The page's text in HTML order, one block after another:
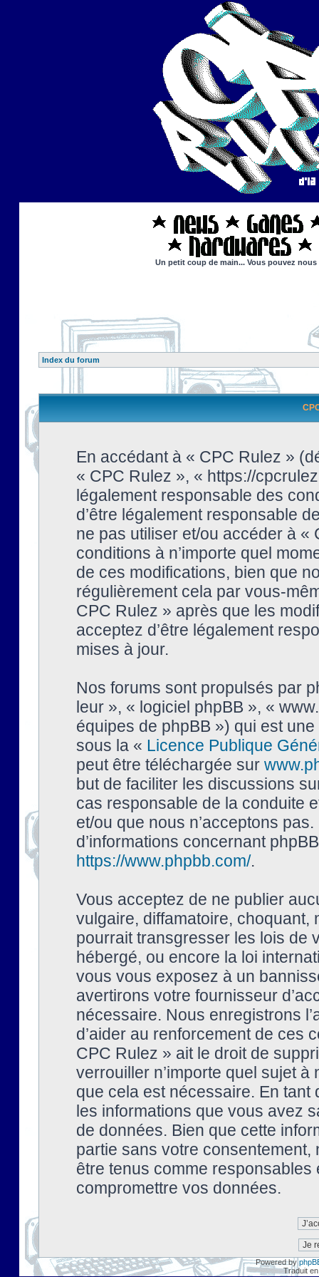
Un petit coup de main... Vous pouvez
Index du forum
En accédant à « CPC Rulez »
« CPC Rulez », « https://
légalement responsable des
d’être légalement responsable
ne pas utiliser et/ou accéder à
conditions à n’importe quel
de ces modifications, bien que
régulièrement cela par vous-
CPC Rulez » après que les
acceptez d’être légalement
mises à jour.
Nos forums sont propulsés par
leur », « logiciel phpBB », «
équipes de phpBB ») qui est
sous la « Licence Publique
peut être téléchargée sur
but de faciliter les discussions
cas responsable de la conduite
et/ou que nous n’acceptons
d’informations concernant
https://www.phpbb.com/.
Vous acceptez de ne publier
vulgaire, diffamatoire, choquant,
pourrait transgresser les lois de
hébergé, ou encore la loi
vous vous exposez à un
avertirons votre fournisseur
nécessaire. Nous enregistrons
d’aider au renforcement de ces
CPC Rulez » ait le droit de
verrouiller n’importe quel sujet à
que cela est nécessaire. En tant
les informations que vous avez
de données. Bien que cette
partie sans votre
être tenus comme
compromettre vos données.
Powered by
Traduit